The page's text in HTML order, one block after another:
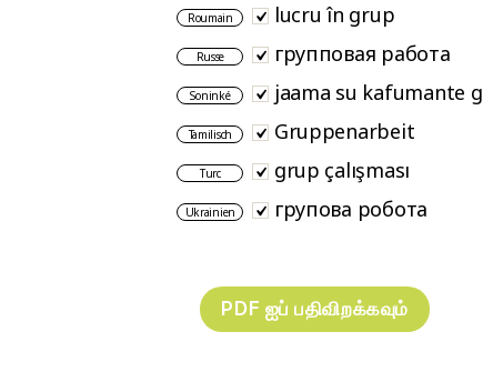
Roumain lucru în grup
Russe групповая работа
Soninké jaama su kafumante
Tamilisch Gruppenarbeit
Turc grup çalışması
Ukrainien групова робота